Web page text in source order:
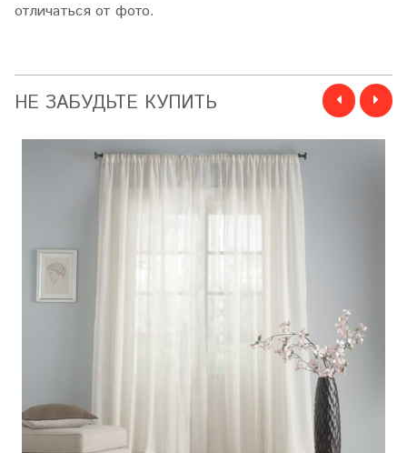
отличаться от фото.
НЕ ЗАБУДЬТЕ КУПИТЬ